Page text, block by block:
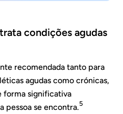
condições agudas
recomendada tanto para
agudas como crónicas,
forma significativa
pessoa se encontra.5